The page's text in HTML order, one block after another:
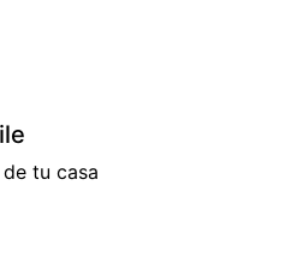
tu casa